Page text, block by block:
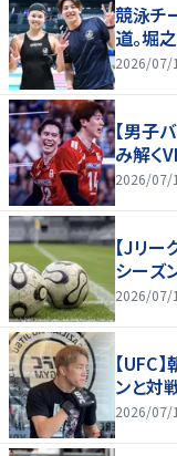
競泳チ
道。堀
2026/07/
【男子
み解く
2026/07/
【Jリ
シーズ
2026/07/
【UFC
ンと対
2026/07/